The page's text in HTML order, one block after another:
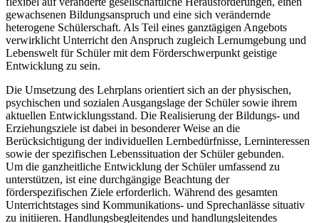
gewachsenen Bildungsanspruch und eine sich verändernde
heterogene Schülerschaft. Als Teil eines ganztägigen Angebots
verwirklicht Unterricht den Anspruch zugleich Lernumgebung und
Lebenswelt für Schüler mit dem Förderschwerpunkt geistige
Entwicklung zu sein.
Die Umsetzung des Lehrplans orientiert sich an der physischen,
psychischen und sozialen Ausgangslage der Schüler sowie ihrem
aktuellen Entwicklungsstand. Die Realisierung der Bildungs- und
Erziehungsziele ist dabei in besonderer Weise an die
Berücksichtigung der individuellen Lernbedürfnisse, Lerninteressen
sowie der spezifischen Lebenssituation der Schüler gebunden.
Um die ganzheitliche Entwicklung der Schüler umfassend zu
unterstützen, ist eine durchgängige Beachtung der
förderspezifischen Ziele erforderlich. Während des gesamten
Unterrichtstages sind Kommunikations- und Sprechanlässe situativ
zu initiieren. Handlungsbegleitendes und handlungsleitendes